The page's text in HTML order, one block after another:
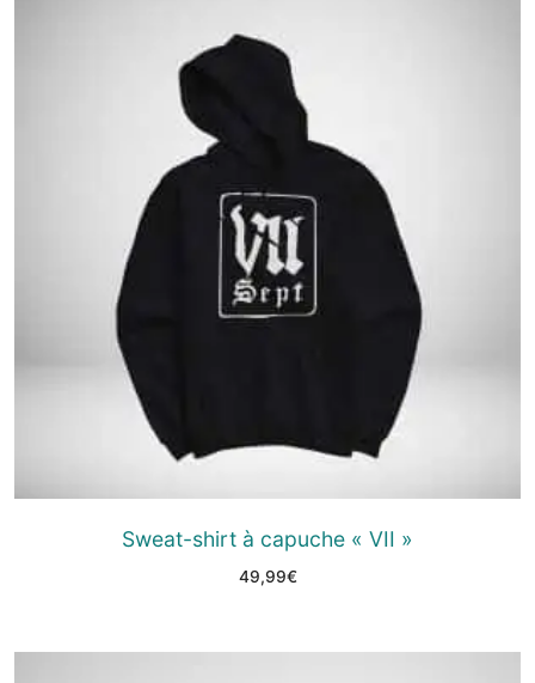
Sweat-shirt à capuche « VII »
49,99€